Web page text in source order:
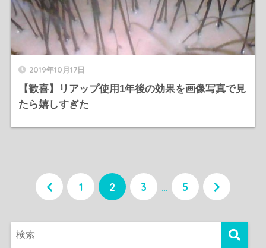
2019年10月17日
【歓喜】リアップ使用1年後の効果を画像写真で見
たら嬉しすぎた
1 2 3 … 5